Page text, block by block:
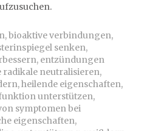
,bioaktive verbindungen,
senken,
, entzündungen
radikale neutralisieren,
,heilende eigenschaften,
unterstützen,
symptomen bei
eigenschaften,